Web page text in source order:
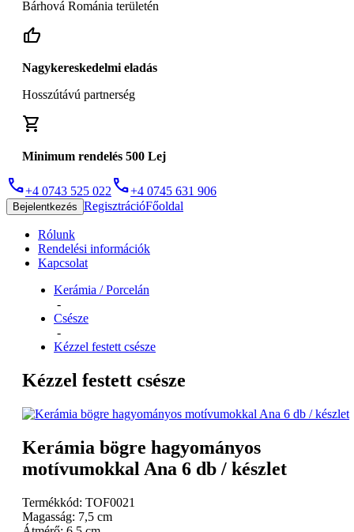
Bárhová Románia területén
thumb_up
Nagykereskedelmi eladás
Hosszútávú partnerség
shopping_cart
Minimum rendelés 500 Lej
phone+4 0743 525 022 phone+4 0745 631 906
Bejelentkezés RegisztrációFőoldal
Rólunk
Rendelési információk
Kapcsolat
Kerámia / Porcelán
-
Csésze
-
Kézzel festett csésze
Kézzel festett csésze
Kerámia bögre hagyományos
motívumokkal Ana 6 db / készlet
Termékkód: TOF0021
Magasság: 7,5 cm